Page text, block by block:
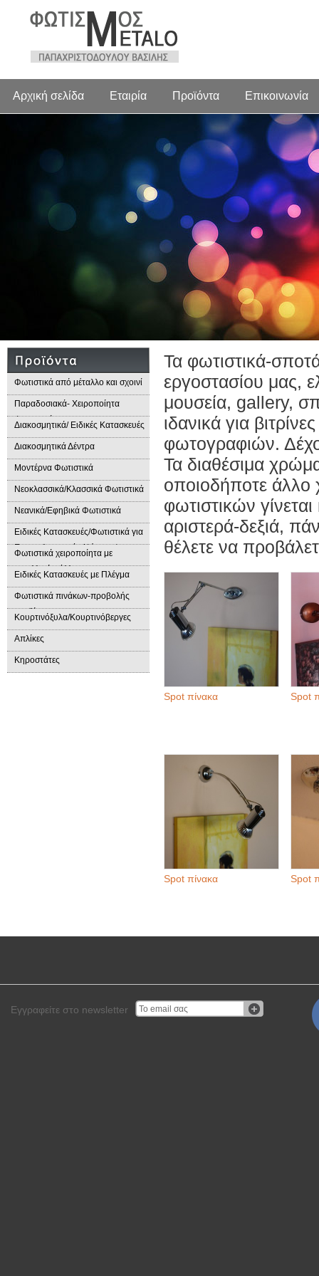
Αρχική σελίδα Εταιρία Προϊόντα Επικοινωνία
Φωτιστικά από μέταλλο και σχοινί
Παραδοσιακά- Χειροποίητα
Φωτιστικά
Διακοσμητικά/ Ειδικές Κατασκευές
Διακοσμητικά Δέντρα
Μοντέρνα Φωτιστικά
Νεοκλασσικά/Κλασσικά Φωτιστικά
Νεανικά/Εφηβικά Φωτιστικά
Ειδικές Κατασκευές/Φωτιστικά για
Επαγγελματικούς Χώρους/
Παραδοσιακά Φωτιστικά
Φωτιστικά χειροποίητα με
μεταλλικά φύλλα
Ειδικές Κατασκευές με Πλέγμα
Φωτιστικά πινάκων-προβολής
προϊόντων
Κουρτινόξυλα/Κουρτινόβεργες
Απλίκες
Κηροστάτες
Τα φωτιστικά-
εργοστασίου μας,
μουσεία, gallery,
ιδανικά για
φωτογραφιών.
Τα διαθέσιμα
οποιοδήποτε άλλο
φωτιστικών
αριστερά-δεξιά,
θέλετε να
Spot πίνακα Spot
Spot πίνακα Spot
Εγγραφείτε στο newsletter